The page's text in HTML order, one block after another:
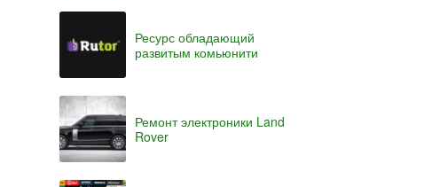
Ресурс обладающий
развитым комьюнити
Ремонт электроники Land
Rover